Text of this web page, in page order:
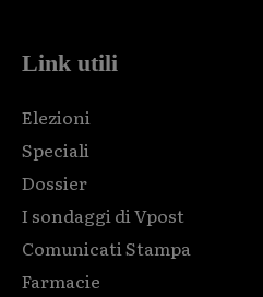
Link utili
Elezioni
Speciali
Dossier
I sondaggi di Vpost
Comunicati Stampa
Farmacie